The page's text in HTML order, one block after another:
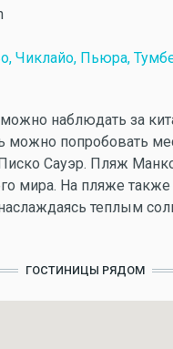
Чиклайо, Пьюра,
наблюдать за
можно попробовать
Сауэр. Пляж
мира. На пляже
теплым
ГОСТИНИЦЫ РЯДОМ